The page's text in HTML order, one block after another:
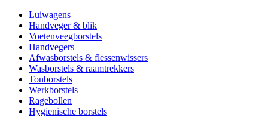
Luiwagens
Handveger & blik
Voetenveegborstels
Handvegers
Afwasborstels & flessenwissers
Wasborstels & raamtrekkers
Tonborstels
Werkborstels
Ragebollen
Hygienische borstels